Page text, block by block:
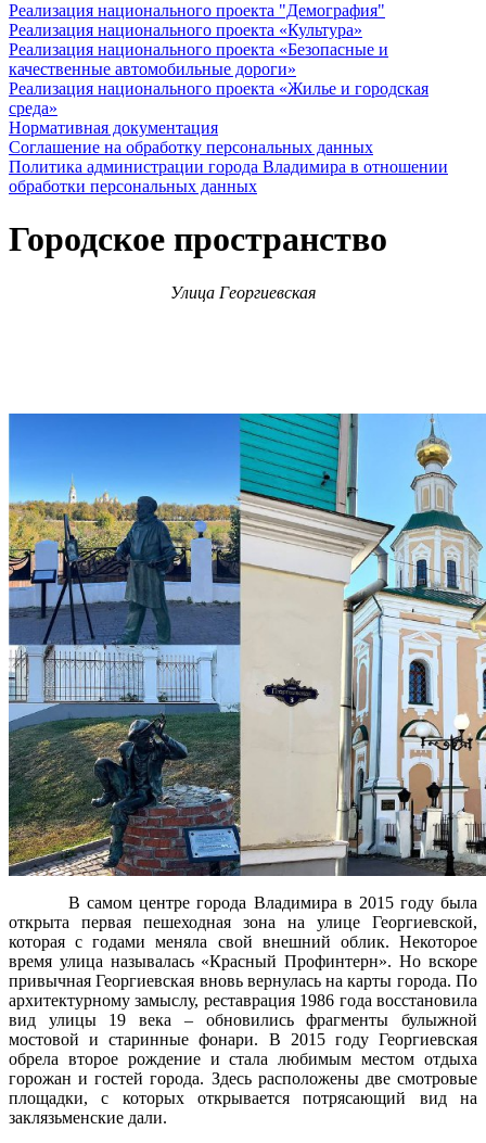
Реализация национального проекта "Демография"
Реализация национального проекта «Культура»
Реализация национального проекта «Безопасные и
качественные автомобильные дороги»
Реализация национального проекта «Жилье и городская
среда»
Нормативная документация
Соглашение на обработку персональных данных
Политика администрации города Владимира в отношении
обработки персональных данных
Городское пространство
Улица Георгиевская
В самом центре города Владимира в 2015 году была
открыта первая пешеходная зона на улице Георгиевской,
которая с годами меняла свой внешний облик. Некоторое
время улица называлась «Красный Профинтерн». Но вскоре
привычная Георгиевская вновь вернулась на карты города. По
архитектурному замыслу, реставрация 1986 года восстановила
вид улицы 19 века – обновились фрагменты булыжной
мостовой и старинные фонари. В 2015 году Георгиевская
обрела второе рождение и стала любимым местом отдыха
горожан и гостей города. Здесь расположены две смотровые
площадки, с которых открывается потрясающий вид на
заклязьменские дали.